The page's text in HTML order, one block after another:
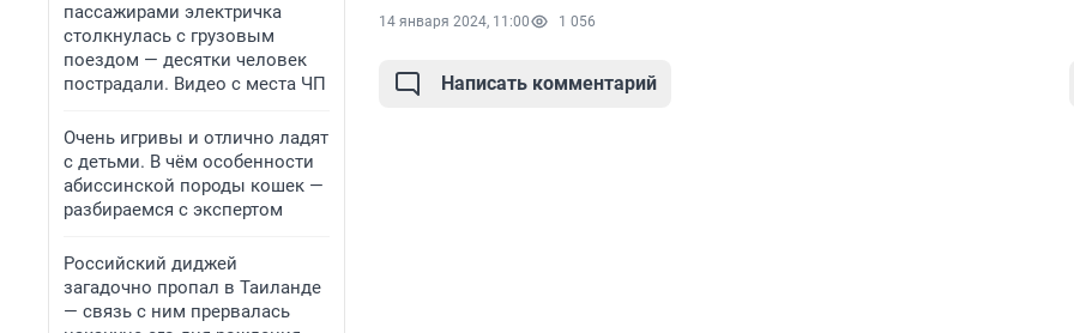
пассажирами электричка
столкнулась с грузовым
поездом — десятки человек
пострадали. Видео с места ЧП
Очень игривы и отлично ладят
с детьми. В чём особенности
абиссинской породы кошек —
разбираемся с экспертом
Российский диджей
загадочно пропал в Таиланде
— связь с ним прервалась
14 января 2024, 11:00 1 056
Написать комментарий